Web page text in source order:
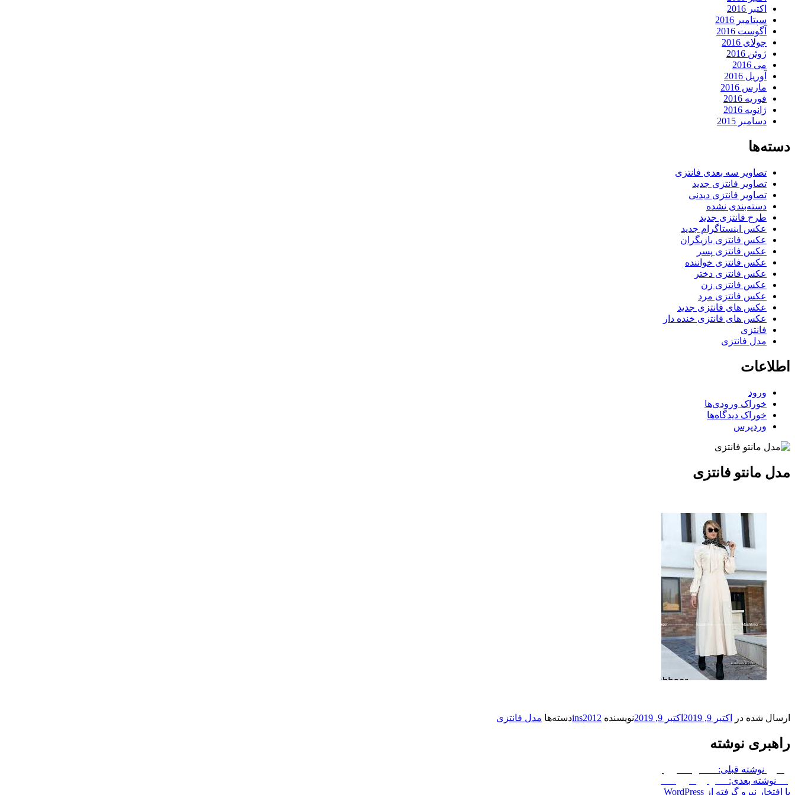
اکتبر 2016
سپتامبر 2016
آگوست 2016
جولای 2016
ژوئن 2016
می 2016
آوریل 2016
مارس 2016
فوریه 2016
ژانویه 2016
دسامبر 2015
دسته‌ها
تصاویر سه بعدی فانتزی
تصاویر فانتزی جدید
تصاویر فانتزی دیدنی
دسته‌بندی نشده
طرح فانتزی جدید
عکس اینستاگرام جدید
عکس فانتزی بازیگران
عکس فانتزی پسر
عکس فانتزی خواننده
عکس فانتزی دختر
عکس فانتزی زن
عکس فانتزی مرد
عکس های فانتزی جدید
عکس های فانتزی خنده دار
فانتزی
مدل فانتزی
اطلاعات
ورود
خوراک ورودی‌ها
خوراک دیدگاه‌ها
وردپرس
مدل مانتو فانتزی
ارسال شده در اکتبر 9, 2019 اکتبر 9, 2019 نویسنده ins2012دسته‌ها مدل فانتزی
راهبری نوشته
نوشته قبلی:
نوشته بعدی:
با افتخار نیرو گرفته از WordPress